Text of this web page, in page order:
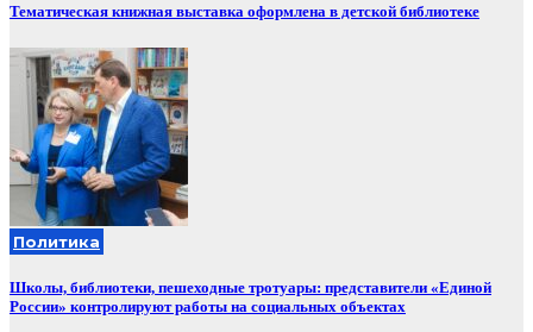
Тематическая книжная выставка оформлена в детской библиотеке
Политика
Школы, библиотеки, пешеходные тротуары: представители «Единой
России» контролируют работы на социальных объектах